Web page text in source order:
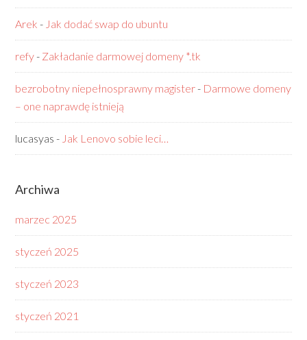
Arek - Jak dodać swap do ubuntu
refy- Zakładanie darmowej domeny *.tk
bezrobotny niepełnosprawny magister- Darmowe domeny
– one naprawdę istnieją
lucasyas - Jak Lenovo sobie leci…
Archiwa
marzec 2025
styczeń 2025
styczeń 2023
styczeń 2021